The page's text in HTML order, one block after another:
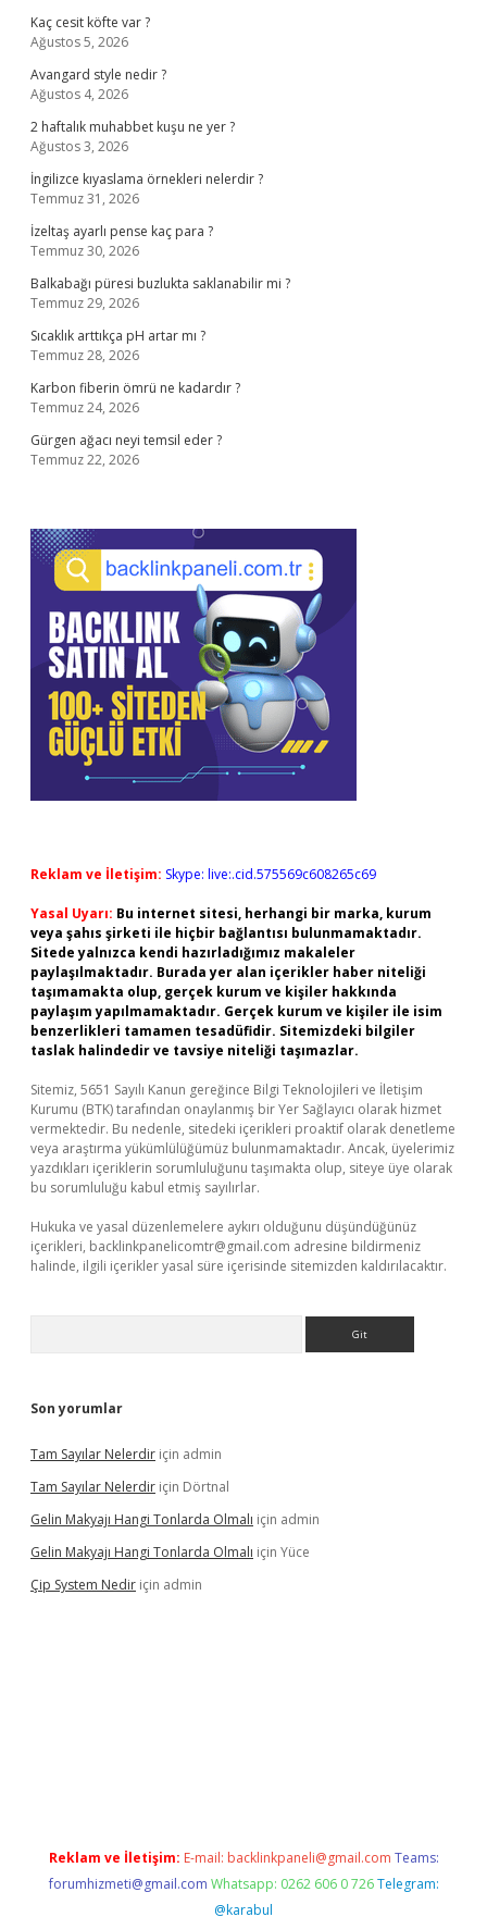
Kaç cesit köfte var ?
Ağustos 5, 2026
Avangard style nedir ?
Ağustos 4, 2026
2 haftalık muhabbet kuşu ne yer ?
Ağustos 3, 2026
İngilizce kıyaslama örnekleri nelerdir ?
Temmuz 31, 2026
İzeltaş ayarlı pense kaç para ?
Temmuz 30, 2026
Balkabağı püresi buzlukta saklanabilir mi ?
Temmuz 29, 2026
Sıcaklık arttıkça pH artar mı ?
Temmuz 28, 2026
Karbon fiberin ömrü ne kadardır ?
Temmuz 24, 2026
Gürgen ağacı neyi temsil eder ?
Temmuz 22, 2026
Reklam ve İletişim: Skype: live:.cid.575569c608265c69
Yasal Uyarı: Bu internet sitesi, herhangi bir marka, kurum
veya şahıs şirketi ile hiçbir bağlantısı bulunmamaktadır.
Sitede yalnızca kendi hazırladığımız makaleler
paylaşılmaktadır. Burada yer alan içerikler haber niteliği
taşımamakta olup, gerçek kurum ve kişiler hakkında
paylaşım yapılmamaktadır. Gerçek kurum ve kişiler ile isim
benzerlikleri tamamen tesadüfidir. Sitemizdeki bilgiler
taslak halindedir ve tavsiye niteliği taşımazlar.
Sitemiz, 5651 Sayılı Kanun gereğince Bilgi Teknolojileri ve İletişim
Kurumu (BTK) tarafından onaylanmış bir Yer Sağlayıcı olarak hizmet
vermektedir. Bu nedenle, sitedeki içerikleri proaktif olarak denetleme
veya araştırma yükümlülüğümüz bulunmamaktadır. Ancak, üyelerimiz
yazdıkları içeriklerin sorumluluğunu taşımakta olup, siteye üye olarak
bu sorumluluğu kabul etmiş sayılırlar.
Hukuka ve yasal düzenlemelere aykırı olduğunu düşündüğünüz
içerikleri, backlinkpanelicomtr@gmail.com adresine bildirmeniz
halinde, ilgili içerikler yasal süre içerisinde sitemizden kaldırılacaktır.
Son yorumlar
Tam Sayılar Nelerdir için admin
Tam Sayılar Nelerdir için Dörtnal
Gelin Makyajı Hangi Tonlarda Olmalı için admin
Gelin Makyajı Hangi Tonlarda Olmalı için Yüce
Çip System Nedir için admin
Reklam ve İletişim: E-mail: backlinkpaneli@gmail.com Teams:
forumhizmeti@gmail.com Whatsapp: 0262 606 0 726 Telegram:
@karabul